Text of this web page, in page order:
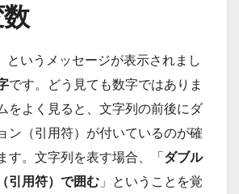
というメッセージが表示されまし
です。どう見ても数字ではありま
をよく見ると、文字列の前後にダ
ン（引用符）が付いているのが確
す。文字列を表す場合、「ダブル
引用符）で囲む 」ということを覚